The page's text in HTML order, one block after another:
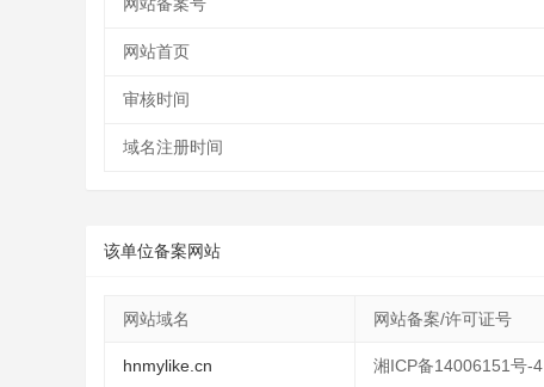
网站首页
审核时间
域名注册时间
该单位备案网站
网站域名 网站备案/许可证号
hnmylike.cn 湘ICP备14006151号-4